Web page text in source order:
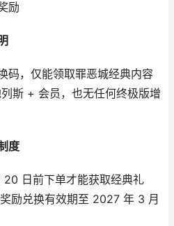
励
码，仅能领取罪恶城经典内容
斯 + 会员，也无任何终极版增
度
日前下单才能获取经典礼
励兑换有效期至 2027 年 3 月